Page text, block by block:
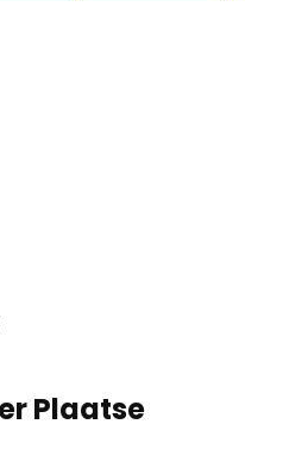
Plaatse